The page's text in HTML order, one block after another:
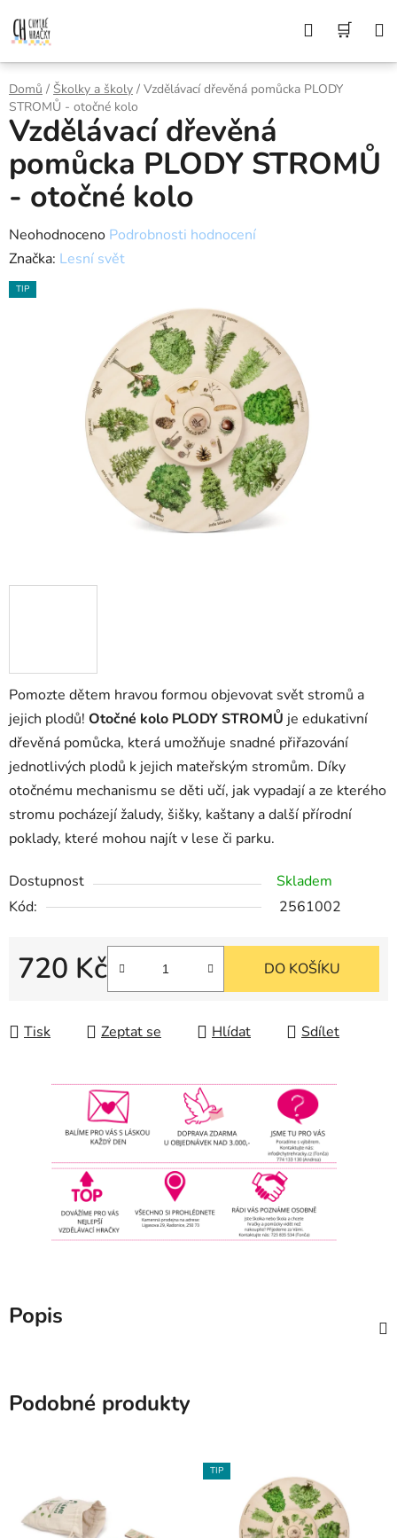
na
obsah
Z DŮVODU DOVOLENÉ BUDEME VAŠE
OBJEDNÁVKY ODESÍLAT AŽ 10. 8. DĚKUJEME
ZA POCHOPENÍ A PŘEJEME KRÁSNÉ LÉTO🌞
Hledat
Domů / Školky a školy / Vzdělávací dřevěná pomůcka PLODY
STROMŮ - otočné kolo
Pomozte dětem hravou formou objevovat svět stromů a
jejich plodů! Otočné kolo PLODY STROMŮ je edukativní
dřevěná pomůcka, která umožňuje snadné přiřazování
jednotlivých plodů k jejich mateřským stromům. Díky
otočnému mechanismu se děti učí, jak vypadají a ze kterého
stromu pocházejí žaludy, šišky, kaštany a další přírodní
poklady, které mohou najít v lese či parku.
Dostupnost
Skladem
Kód:
2561002
720 Kč DO KOŠÍKU
Tisk Zeptat se Hlídat Sdílet
Vzdělávací dřevěná
pomůcka PLODY STROMŮ
- otočné kolo
Průměrné
hodnocení
produktu
Neohodnoceno Podrobnosti hodnocení
Značka: Lesní svět
TIP
Popis
Podobné produkty
TIP